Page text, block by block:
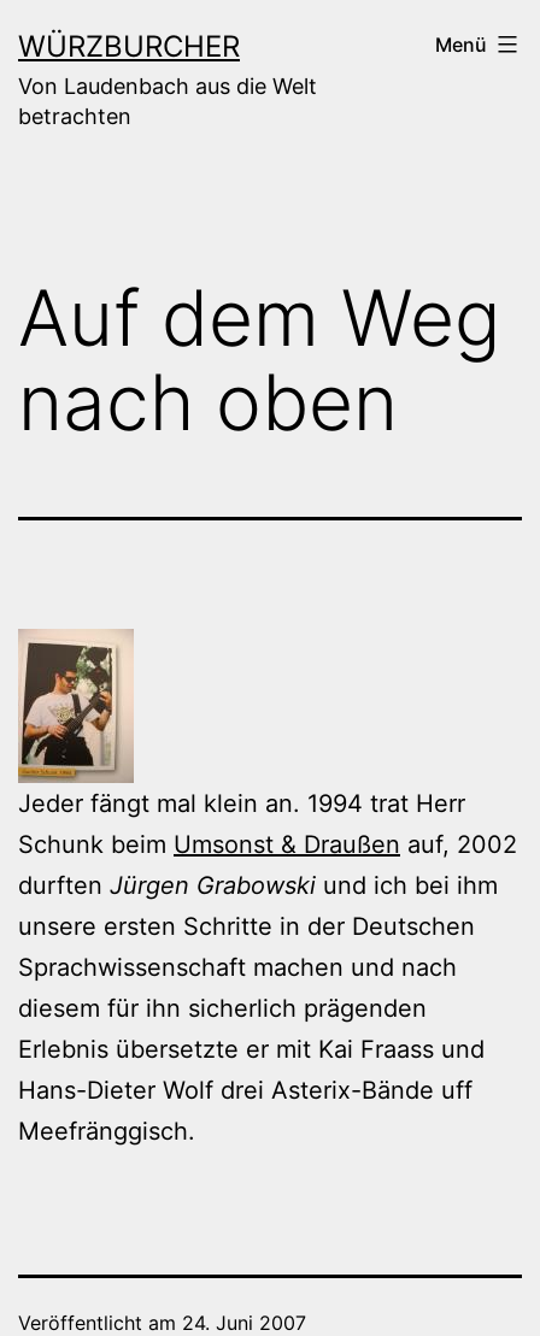
Inhalt
springen
WÜRZBURCHER
Von Laudenbach aus die Welt
betrachten
Menü
Auf dem Weg
nach oben
Jeder fängt mal klein an. 1994 trat Herr
Schunk beim Umsonst & Draußen auf, 2002
durften Jürgen Grabowski und ich bei ihm
unsere ersten Schritte in der Deutschen
Sprachwissenschaft machen und nach
diesem für ihn sicherlich prägenden
Erlebnis übersetzte er mit Kai Fraass und
Hans-Dieter Wolf drei Asterix-Bände uff
Meefränggisch.
Veröffentlicht am 24. Juni 2007